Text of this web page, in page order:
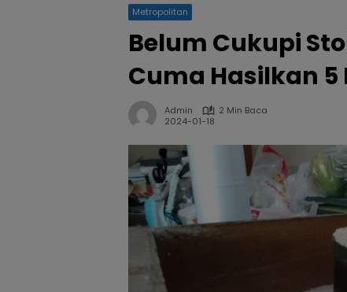
Metropolitan
Belum Cukupi
Cuma Hasilkan 5
Admin
2 Min Baca
2024-01-18